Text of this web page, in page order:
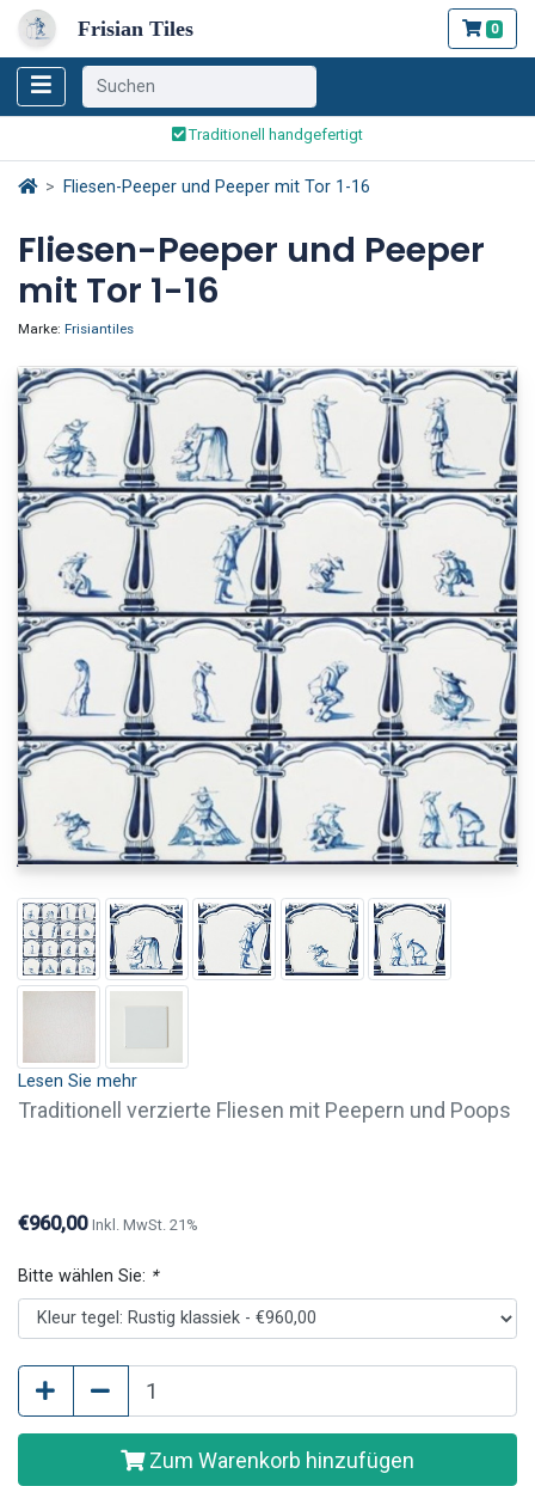
Frisian Tiles 0
Sicher bestellen und bezahlen
Weltweiter Versand
Fliesen-Peeper und Peeper mit Tor 1-16
Fliesen-Peeper und Peeper
mit Tor 1-16
Marke: Frisiantiles
Lesen Sie mehr
Traditionell verzierte Fliesen mit Peepern und Poops
telefonisch oder per E-Mail.
€960,00 Inkl. MwSt. 21%
Bitte wählen Sie: *
Zum Warenkorb hinzufügen